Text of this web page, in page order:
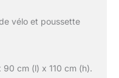
vélo et poussette
90 cm (l) x 110 cm (h).